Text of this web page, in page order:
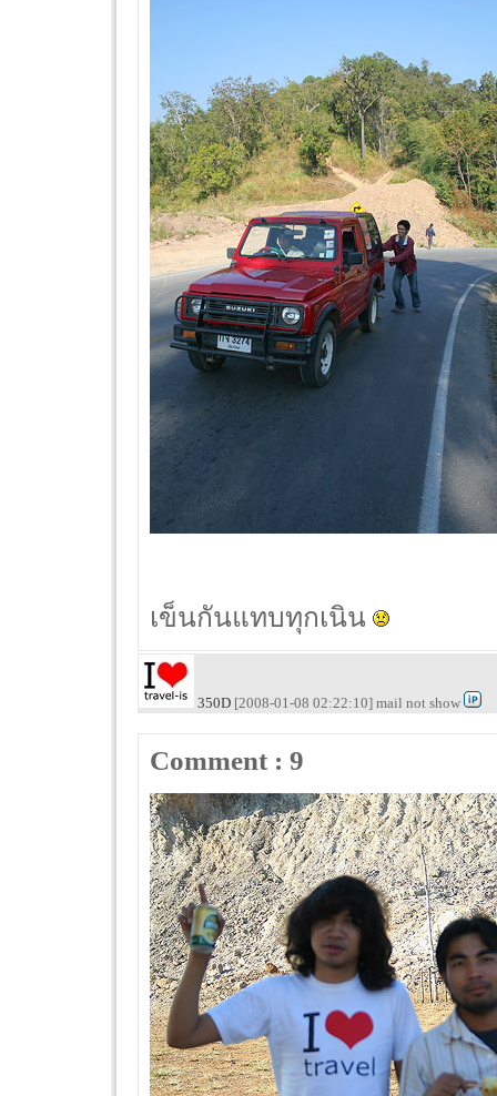
เข็นกันแทบทุกเนิน
350D [2008-01-08 02:22:10] mail not show
Comment : 9